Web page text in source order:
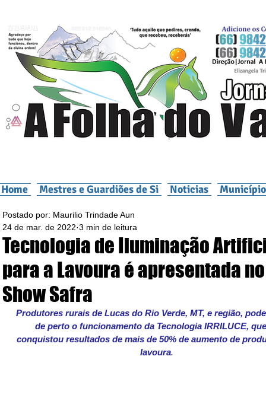
Home Mestres e Guardiões de Si Noticias
Tecnologia de Iluminação
para a Lavoura é apresentada no
Show Safra
Postado por: Maurilio Trindade Aun
24 de mar. de 2022 3 min de leitura
Produtores rurais de Lucas do Rio Verde, MT, e região,
de perto o funcionamento da Tecnologia IRRILUCE,
conquistou resultados de mais de 50% de aumento de
lavoura.